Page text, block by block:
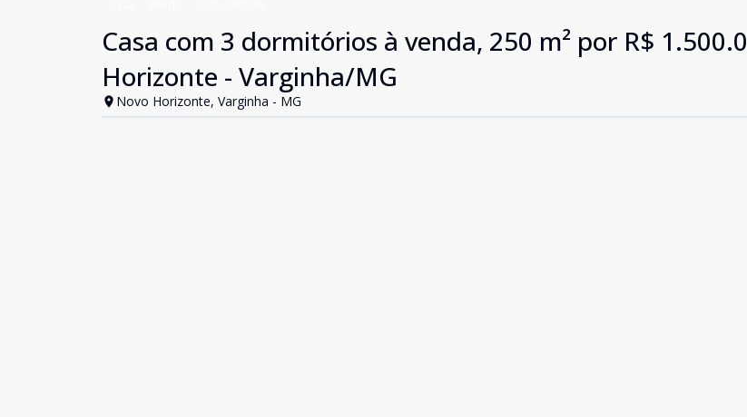
Casa com 3 dormitórios à venda, 250 m² por R$
Horizonte - Varginha/MG
Novo Horizonte, Varginha - MG